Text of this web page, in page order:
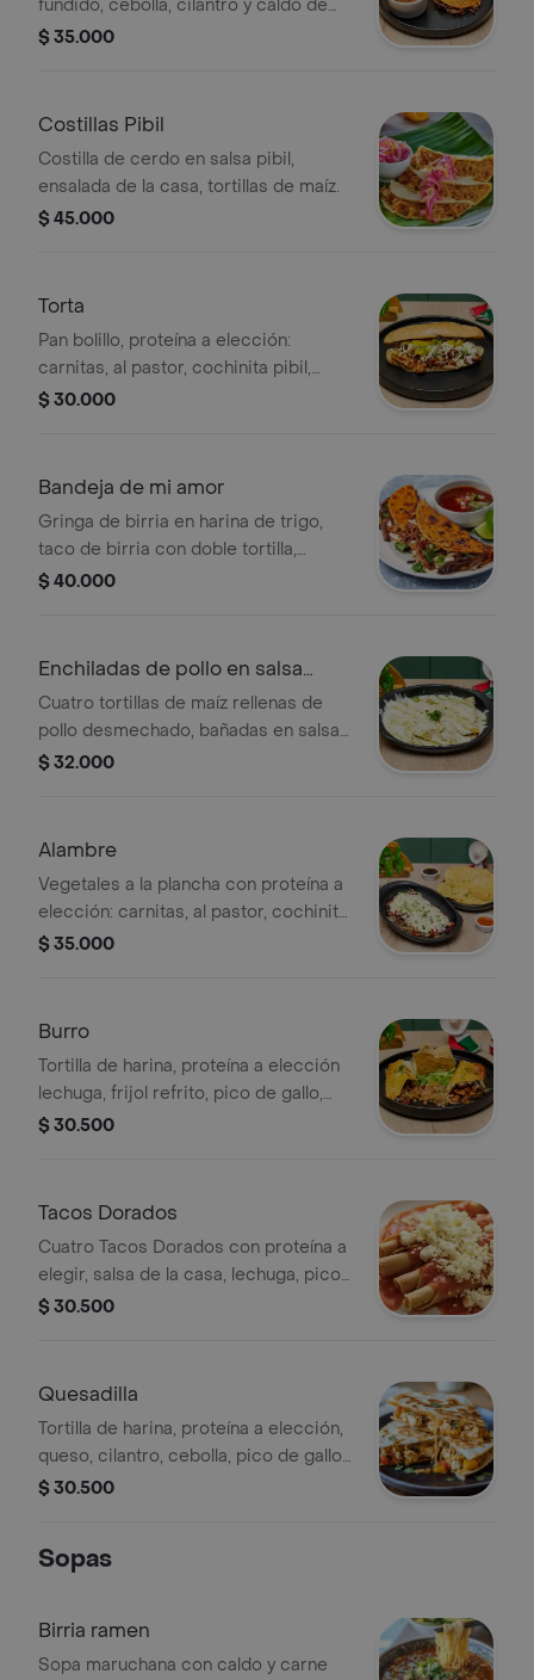
fundido, cebolla, cilantro y caldo de
birria porcion pequeña para dipear
$ 35.000
Costillas Pibil
Costilla de cerdo en salsa pibil,
ensalada de la casa, tortillas de maíz.
$ 45.000
Torta
Pan bolillo, proteína a elección:
carnitas, al pastor, cochinita pibil,
birria, suadero, pollo, camarón
queso fundido y pico de gallo.
$ 30.000
Bandeja de mi amor
Gringa de birria en harina de trigo,
taco de birria con doble tortilla,
tostada de birria y caldo de birria.
$ 40.000
Enchiladas de pollo en salsa
verde
Cuatro tortillas de maíz rellenas de
pollo desmechado, bañadas en salsa
verde de tomatillo y jalapeño, crema
$ 32.000
Alambre
Vegetales a la plancha con proteína a
elección: carnitas, al pastor, cochinita
pibil, birria, suadero, pollo, camarón
acompañado de seis tortillas de maíz.
$ 35.000
Burro
Tortilla de harina, proteína a elección
lechuga, frijol refrito, pico de gallo,
queso, acompañado de totopos,
$ 30.500
Tacos Dorados
Cuatro Tacos Dorados con proteína a
elegir, salsa de la casa, lechuga, pico
de gallo, guacamole, queso, crema y
$ 30.500
Quesadilla
Tortilla de harina, proteína a elección,
queso, cilantro, cebolla, pico de gallo
y guarnición adicional a elegir.
$ 30.500
Sopas
Birria ramen
Sopa maruchana con caldo y carne